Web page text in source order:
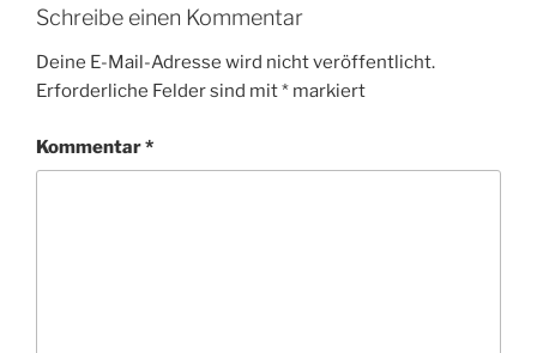
Schreibe einen Kommentar
Deine E-Mail-Adresse wird nicht veröffentlicht.
Erforderliche Felder sind mit* markiert
Kommentar*